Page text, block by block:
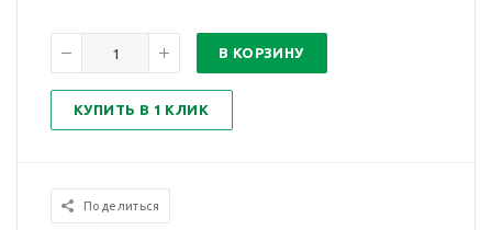
В КОРЗИНУ
КУПИТЬ В 1 КЛИК
Поделиться